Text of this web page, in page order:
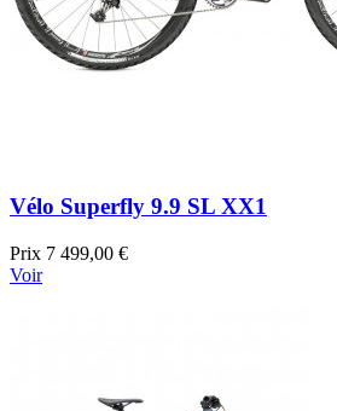
Vélo Superfly 9.9 SL XX1
Prix 7 499,00 €
Voir